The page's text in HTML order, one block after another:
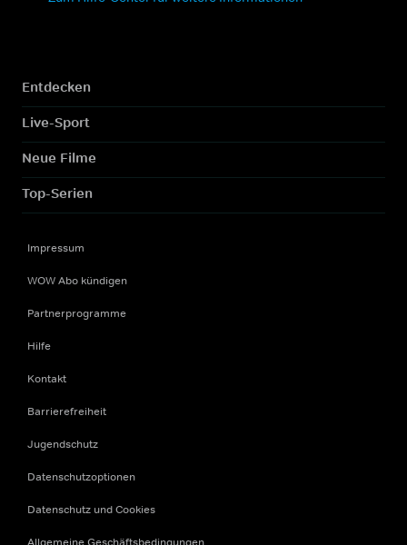
Entdecken
Live-Sport
Neue Filme
Top-Serien
Impressum
WOW Abo kündigen
Partnerprogramme
Hilfe
Kontakt
Barrierefreiheit
Jugendschutz
Datenschutzoptionen
Datenschutz und Cookies